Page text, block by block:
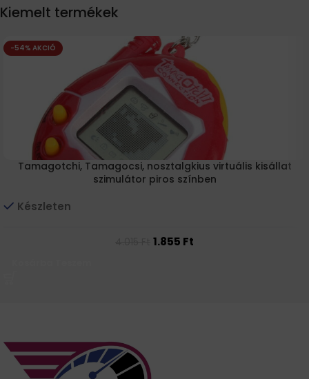
Kiemelt termékek
-54% AKCIÓ
Tamagotchi, Tamagocsi, nosztalgkius virtuális kisállat
szimulátor piros színben
Készleten
1.855 Ft